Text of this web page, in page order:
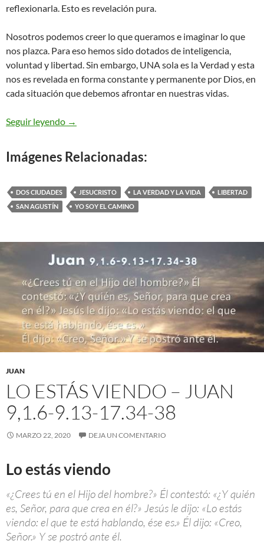
reflexionarla. Esto es revelación pura.
Nosotros podemos creer lo que queramos e imaginar lo que
nos plazca. Para eso hemos sido dotados de inteligencia,
voluntad y libertad. Sin embargo, UNA sola es la Verdad y esta
nos es revelada en forma constante y permanente por Dios, en
cada situación que debemos afrontar en nuestras vidas.
Seguir leyendo Destinados a ser siempre libres
→
Imágenes Relacionadas:
DOS CIUDADES JESUCRISTO LA VERDAD Y LA VIDA
LIBERTAD
SAN AGUSTÍN
YO SOY EL CAMINO
JUAN
LO ESTÁS VIENDO – JUAN
9,1.6-9.13-17.34-38
MARZO 22, 2020 DEJA UN COMENTARIO
Lo estás viendo
«¿Crees tú en el Hijo del hombre?» Él contestó: «¿Y quién
es, Señor, para que crea en él?» Jesús le dijo: «Lo estás
viendo: el que te está hablando, ése es.» Él dijo: «Creo,
Señor.» Y se postró ante él.